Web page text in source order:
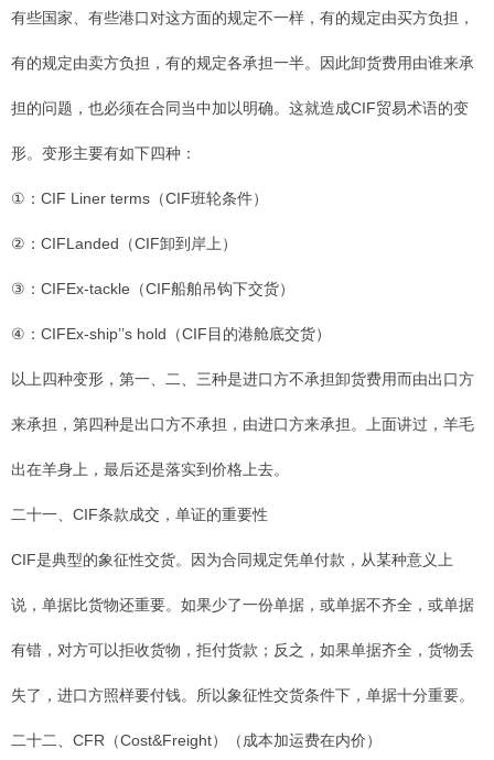
有些国家、有些港口对这方面的规定不一样，有的规定由买方负担，
有的规定由卖方负担，有的规定各承担一半。因此卸货费用由谁来承
担的问题，也必须在合同当中加以明确。这就造成CIF贸易术语的变
形。变形主要有如下四种：
①：CIF Liner terms（CIF班轮条件）
②：CIFLanded（CIF卸到岸上）
③：CIFEx-tackle（CIF船舶吊钩下交货）
④：CIFEx-ship’’s hold（CIF目的港舱底交货）
以上四种变形，第一、二、三种是进口方不承担卸货费用而由出口方
来承担，第四种是出口方不承担，由进口方来承担。上面讲过，羊毛
出在羊身上，最后还是落实到价格上去。
二十一、CIF条款成交，单证的重要性
CIF是典型的象征性交货。因为合同规定凭单付款，从某种意义上
说，单据比货物还重要。如果少了一份单据，或单据不齐全，或单据
有错，对方可以拒收货物，拒付货款；反之，如果单据齐全，货物丢
失了，进口方照样要付钱。所以象征性交货条件下，单据十分重要。
二十二、CFR（Cost&Freight）（成本加运费在内价）